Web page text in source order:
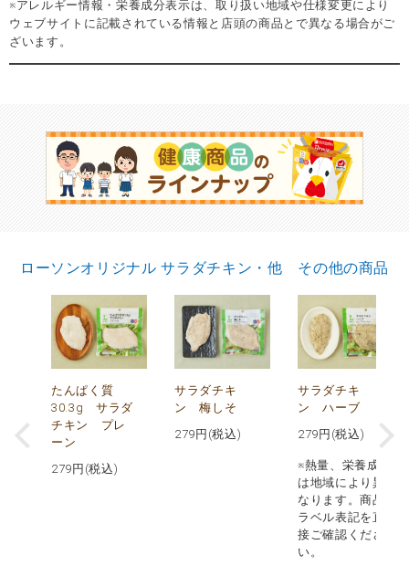
※アレルギー情報・栄養成分表示は、取り扱い地域や仕様変更により
ウェブサイトに記載されている情報と店頭の商品とで異なる場合がご
ざいます。
ローソンオリジナル サラダチキン・他 その他の商品
たんぱく質
30.3g サラダ
チキン プレ
ーン
279 円(税込)
サラダチキ
ン 梅しそ
279 円(税込)
サラダチキ
ン ハーブ
279 円(税込)
※熱量、栄養成分
は地域により異
なります。商品
ラベル表記を直
接ご確認くださ
い。